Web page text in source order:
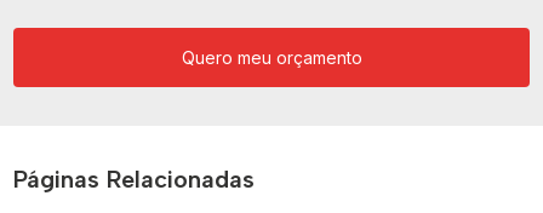
Quero meu orçamento
Páginas Relacionadas